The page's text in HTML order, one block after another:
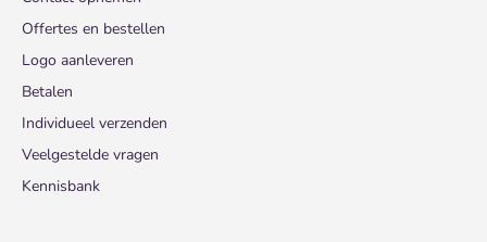
Offertes en bestellen
Logo aanleveren
Betalen
Individueel verzenden
Veelgestelde vragen
Kennisbank